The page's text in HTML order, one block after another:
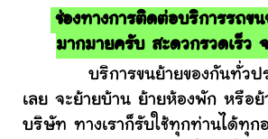
ช่องทางการติดต่อบริการรถข
มากมายครับ สะดวกรวดเร็ว
บริการขนย้ายของกันทั่วปร
เลย จะย้ายบ้าน ย้ายห้องพัก หรือย้
บริษัท ทางเราก็รับใช้ทุกท่านได้ทุก